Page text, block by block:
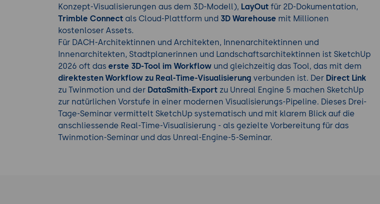
Konzept-Visualisierungen aus dem 3D-Modell), LayOut für 2D-Dokumentation,
Trimble Connect als Cloud-Plattform und 3D Warehouse mit Millionen
kostenloser Assets.
Für DACH-Architektinnen und Architekten, Innenarchitektinnen und
Innenarchitekten, Stadtplanerinnen und Landschaftsarchitektinnen ist SketchUp
2026 oft das erste 3D-Tool im Workflow und gleichzeitig das Tool, das mit dem
direktesten Workflow zu Real-Time-Visualisierung verbunden ist. Der Direct Link
zu Twinmotion und der DataSmith-Export zu Unreal Engine 5 machen SketchUp
zur natürlichen Vorstufe in einer modernen Visualisierungs-Pipeline. Dieses Drei-
Tage-Seminar vermittelt SketchUp systematisch und mit klarem Blick auf die
anschliessende Real-Time-Visualisierung - als gezielte Vorbereitung für das
Twinmotion-Seminar und das Unreal-Engine-5-Seminar.